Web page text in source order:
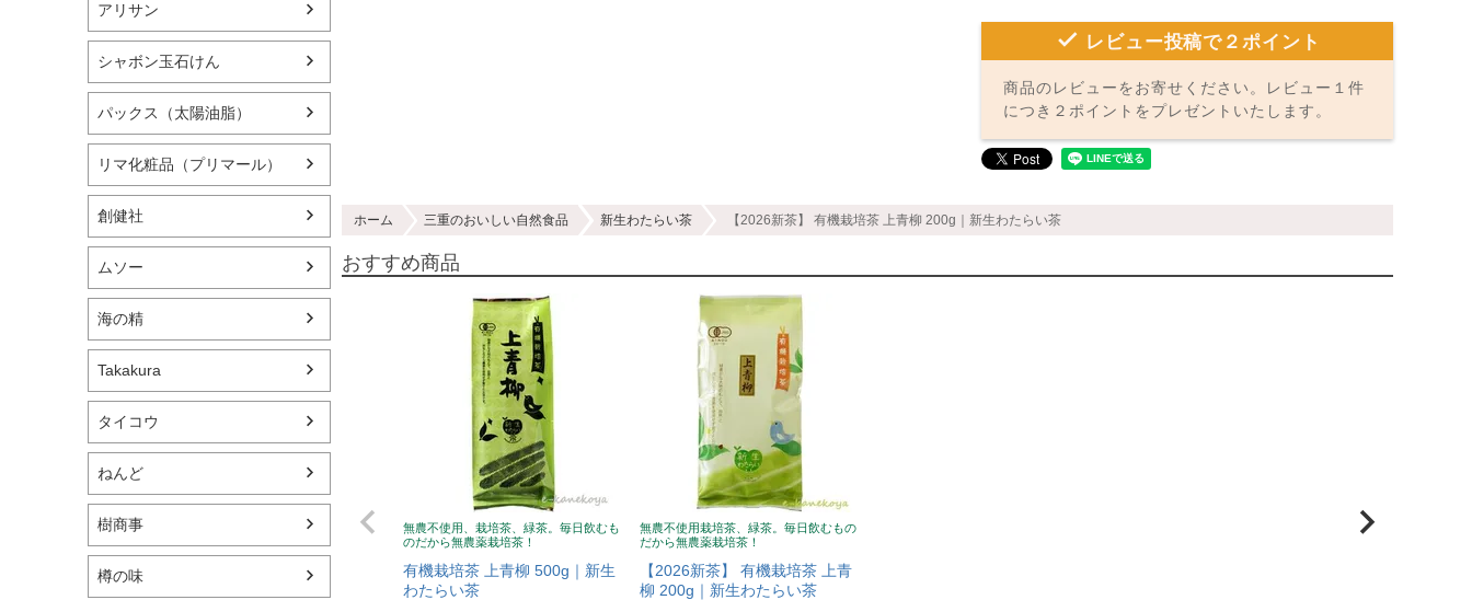
アリサン
シャボン玉石けん
パックス（太陽油脂）
リマ化粧品（プリマール）
創健社
ムソー
海の精
Takakura
タイコウ
ねんど
樹商事
樽の味
レビュー投稿で２ポイント
商品のレビューをお寄せください。レビュー１件
につき２ポイントをプレゼントいたします。
ホーム 三重のおいしい自然食品 新生わたらい茶 【2026新茶】 有機栽培茶 上青柳 200g｜新生わたらい茶
おすすめ商品
無農不使用、栽培茶、緑茶。毎日飲むも
のだから無農薬栽培茶！
有機栽培茶 上青柳 500g｜新生
わたらい茶
無農不使用栽培茶、緑茶。毎日飲むもの
だから無農薬栽培茶！
【2026新茶】 有機栽培茶 上青
柳 200g｜新生わたらい茶